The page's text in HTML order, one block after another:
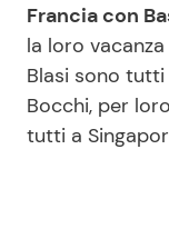
News benessere
Salute
Francia con
la loro
Blasi sono
Bocchi, per
tutti a